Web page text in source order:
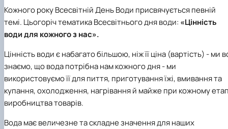
Кожного року Всесвітній День Води присвячується певній
темі. Цьогоріч тематика Всесвітнього дня води: «Цінність
води для кожного з нас».
Цінність води є набагато більшою, ніж її ціна (вартість) - ми
знаємо, що вода потрібна нам кожного дня - ми
використовуємо її для пиття, приготування їжі, вмивання та
купання, охолодження, нагрівання й майже при кожному
виробництва товарів.
Вода має величезне та складне значення для наших